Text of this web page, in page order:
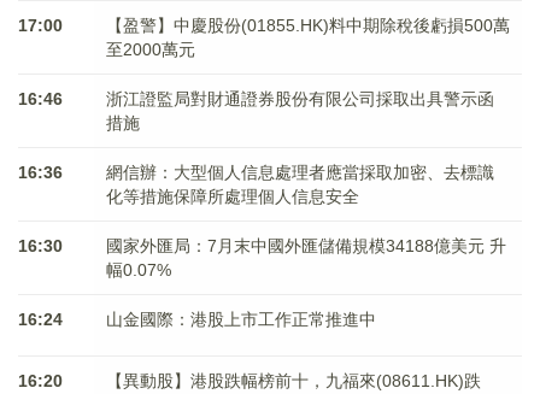
17:00
【盈警】中慶股份(01855.HK)料中期除稅後虧損500萬
至2000萬元
16:46
浙江證監局對財通證券股份有限公司採取出具警示函
措施
16:36
網信辦：大型個人信息處理者應當採取加密、去標識
化等措施保障所處理個人信息安全
16:30
國家外匯局：7月末中國外匯儲備規模34188億美元 升
幅0.07%
16:24 山金國際：港股上市工作正常推進中
16:20
【異動股】港股跌幅榜前十，九福來(08611.HK)跌